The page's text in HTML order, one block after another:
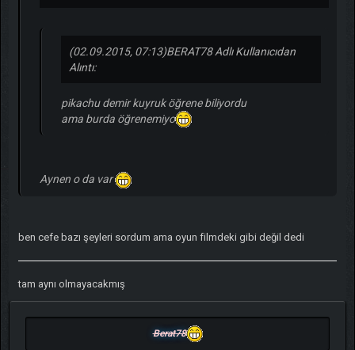
(02.09.2015, 07:13)BERAT78 Adlı Kullanıcıdan
Alıntı:
pikachu demir kuyruk öğrene biliyordu
ama burda öğrenemiyo
Aynen o da var
ben cefe bazı şeyleri sordum ama oyun filmdeki gibi değil dedi
tam aynı olmayacakmış
Berat78